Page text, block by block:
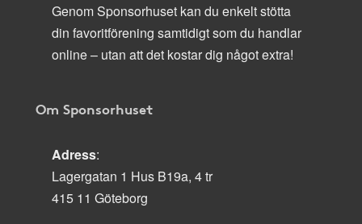
Genom Sponsorhuset kan du enkelt stötta
din favoritförening samtidigt som du handlar
online – utan att det kostar dig något extra!
Om Sponsorhuset
Adress:
Lagergatan 1 Hus B19a, 4 tr
415 11 Göteborg